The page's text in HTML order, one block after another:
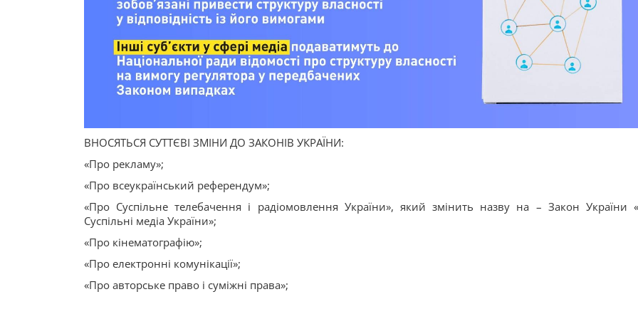
ВНОСЯТЬСЯ СУТТЄВІ ЗМІНИ ДО ЗАКОНІВ УКРАЇНИ:
«Про рекламу»;
«Про всеукраїнський референдум»;
«Про Суспільне телебачення і радіомовлення України», який змінить назву на – Закон України
Суспільні медіа України»;
«Про кінематографію»;
«Про електронні комунікації»;
«Про авторське право і суміжні права»;